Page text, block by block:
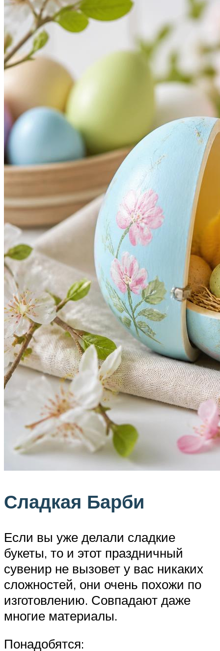
Сладкая Барби
Если вы уже делали сладкие
букеты, то и этот праздничный
сувенир не вызовет у вас никаких
сложностей, они очень похожи по
изготовлению. Совпадают даже
многие материалы.
Понадобятся: